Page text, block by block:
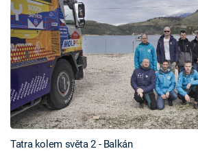
Tatra kolem světa 2 - Balkán